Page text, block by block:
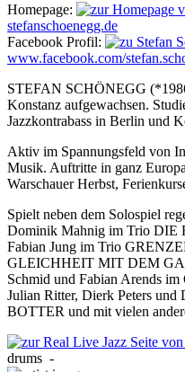
Homepage:
stefanschoenegg.de
Facebook Profil:
www.facebook.com/
STEFAN SCHÖNEGG
Konstanz aufgewachsen.
Jazzkontrabass in Berlin und
Aktiv im Spannungsfeld von
Musik. Auftritte in ganz
Warschauer Herbst,
Spielt neben dem Solospiel
Dominik Mahnig im Trio DIE
Fabian Jung im Trio
GLEICHHEIT MIT DEM
Schmid und Fabian Arends
Julian Ritter, Dierk Peters
BOTTER und mit vielen
drums -